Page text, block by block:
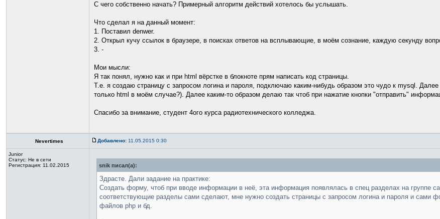
С чего собственно начать? Примерный алгоритм действий хотелось бы услышать.
Что сделал я на данный момент:
1. Поставил denwer.
2. Открыл кучу ссылок в браузере, в поисках ответов на всплывающие, в моём сознание, каждую секунду
3. -
Мои мысли:
Я так понял, нужно как и при html вёрстке в блокноте прям написать код страницы.
Т.е. я создаю страницу с запросом логина и пароля, подключаю каким-нибудь образом это чудо к mysql.
только html в моём случае?). Далее каким-то образом делаю так чтоб при нажатие кнопки "отправить"
Спасибо за внимание, студент 4ого курса радиотехнического колледжа.
Nevertimes Добавлено: 11.05.2015 0:30
Junior
Статус: Не в сети
Регистрация: 11.02.2015
snik писал(а):
Здрасте. Дали задание на практике:
Создать форму, чтоб при вводе информации в неё, эта информация появлялась в спец разделах на группе
соответствующие разделы сами сделают, мне нужно создать страницы с запросом логина и пароля и
файлов php и бд.